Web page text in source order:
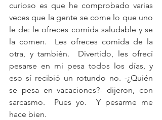
curioso es que he comprobado varias
veces que la gente se come lo que uno
le de: le ofreces comida saludable y se
la comen.  Les ofreces comida de la
otra, y también.  Divertido, les ofrecí
pesarse en mi pesa todos los días, y
eso sí recibió un rotundo no. -¿Quién
se pesa en vacaciones?- dijeron, con
sarcasmo.  Pues yo.  Y pesarme me
hace bien.